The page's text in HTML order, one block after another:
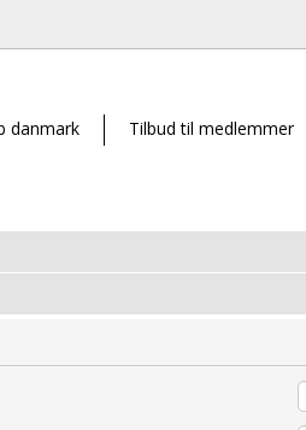
danmark Tilbud til medlemmer